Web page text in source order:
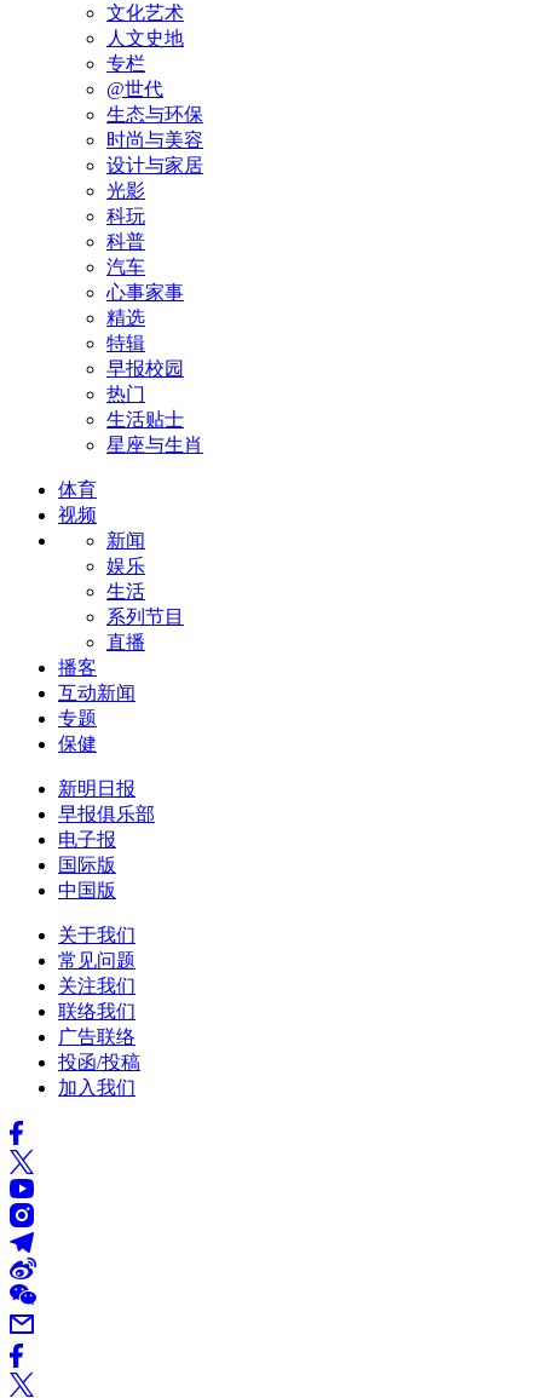
文化艺术
人文史地
专栏
@世代
生态与环保
时尚与美容
设计与家居
光影
科玩
科普
汽车
心事家事
精选
特辑
早报校园
热门
生活贴士
星座与生肖
体育
视频
新闻
娱乐
生活
系列节目
直播
播客
互动新闻
专题
保健
新明日报
早报俱乐部
电子报
国际版
中国版
关于我们
常见问题
关注我们
联络我们
广告联络
投函/投稿
加入我们